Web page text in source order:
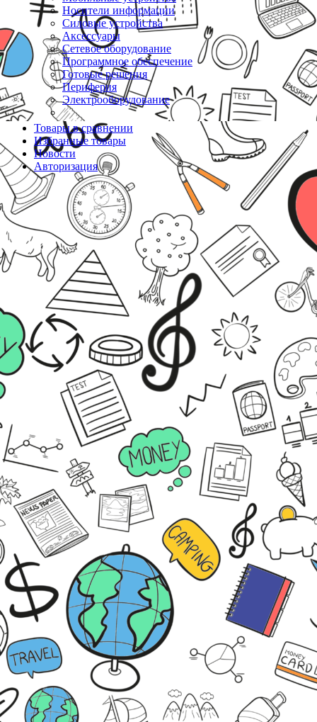
Носители информации
Силовые устройства
Аксессуары
Сетевое оборудование
Программное обеспечение
Готовые решения
Периферия
Электрооборудование
Товары в сравнении
Избранные товары
Новости
Авторизация